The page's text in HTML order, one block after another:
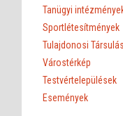
Tanügyi
Sportlétesítmények
Tulajdonosi
Várostérkép
Testvértelepülések
Események